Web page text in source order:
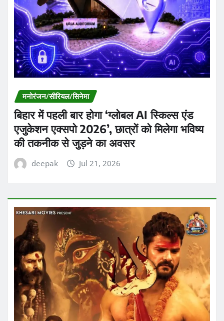
मनोरंजन/सीरियल/सिनेमा
बिहार में पहली बार होगा ‘ग्लोबल AI स्किल्स एंड
एजुकेशन एक्सपो 2026’, छात्रों को मिलेगा भविष्य
की तकनीक से जुड़ने का अवसर
deepak Jul 21, 2026